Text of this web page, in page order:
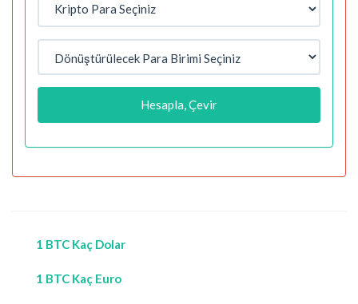
Hesapla, Çevir
1 BTC Kaç Dolar
1 BTC Kaç Euro